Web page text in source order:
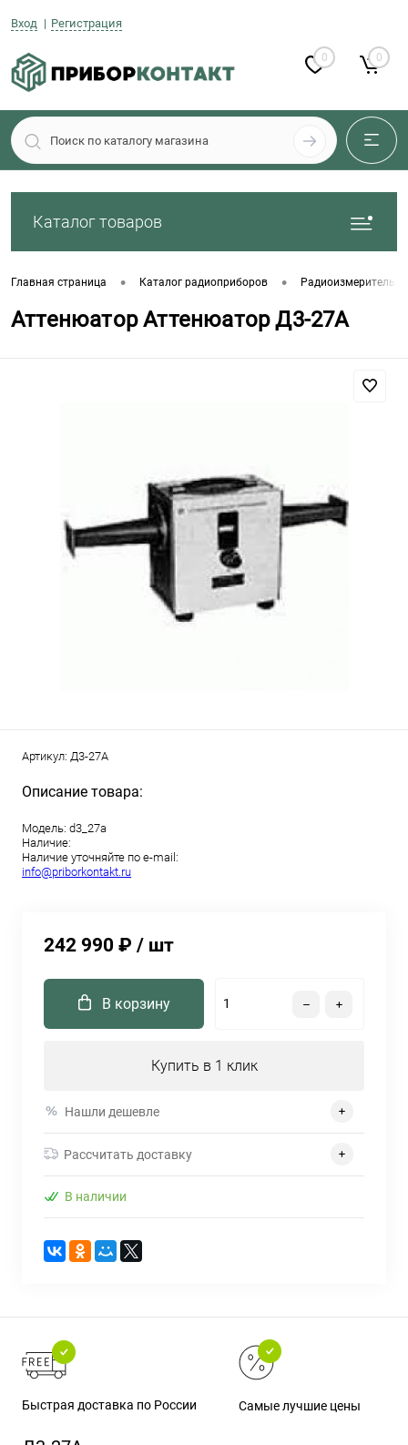
Вход Регистрация
0 0
Каталог товаров
Главная страница • Каталог радиоприборов •
Аттенюатор Аттенюатор Д3-27А
Артикул: Д3-27А
Описание товара:
Модель: d3_27a
Наличие:
Наличие уточняйте по e-mail:
info@priborkontakt.ru
242 990 ₽ / шт
В корзину
Купить в 1 клик
Нашли дешевле
Рассчитать доставку
В наличии
Быстрая доставка по России Самые лучшие цены